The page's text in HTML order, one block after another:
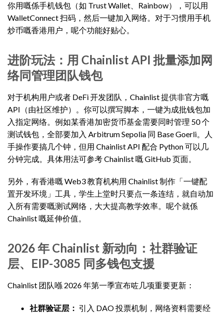
你用嘅係手机钱包（如 Trust Wallet、Rainbow），可以用
WalletConnect 扫码，然后一键加入网络。对于习惯用手机
炒币嘅香港用户，呢个功能好贴心。
进阶玩法：用 Chainlist API 批量添加网
络同管理团队钱包
对于机构用户或者 DeFi 开发团队，Chainlist 提供非官方嘅
API（由社区维护）。你可以撰写脚本，一键为成批钱包加
入指定网络。例如某香港加密货币基金需要同时管理 50 个
测试钱包，全部要加入 Arbitrum Sepolia 同 Base Goerli。人
手操作要搞几个钟，但用 Chainlist API 配合 Python 可以几
分钟完成。具体用法可参考 Chainlist 嘅 GitHub 页面。
另外，有香港嘅 Web3 教育机构用 Chainlist 制作「一键配
置开发环境」工具，学生上堂时只要点一条连结，就自动加
入所有需要嘅测试网络，大大提高教学效率。呢个就係
Chainlist 嘅延伸价值。
2026 年 Chainlist 新动向：社群验证
层、EIP-3085 同多钱包支援
Chainlist 团队喺 2026 年第一季宣布咗几项重要更新：
社群验证层： 引入 DAO 投票机制，网络资料需要经